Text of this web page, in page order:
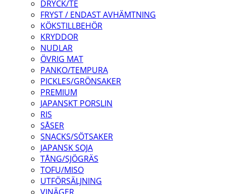
DRYCK/TE
FRYST / ENDAST AVHÄMTNING
KÖKSTILLBEHÖR
KRYDDOR
NUDLAR
ÖVRIG MAT
PANKO/TEMPURA
PICKLES/GRÖNSAKER
PREMIUM
JAPANSKT PORSLIN
RIS
SÅSER
SNACKS/SÖTSAKER
JAPANSK SOJA
TÅNG/SJÖGRÄS
TOFU/MISO
UTFÖRSÄLJNING